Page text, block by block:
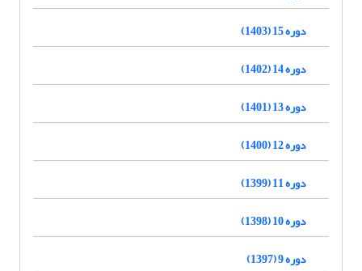
دوره 15 (1403)
دوره 14 (1402)
دوره 13 (1401)
دوره 12 (1400)
دوره 11 (1399)
دوره 10 (1398)
دوره 9 (1397)